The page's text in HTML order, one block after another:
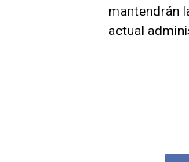
mantendrán
actual